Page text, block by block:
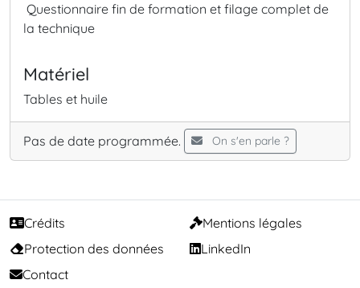
Questionnaire fin de formation et filage complet de
la technique
Matériel
Tables et huile
Pas de date programmée. On s'en parle ?
Crédits
Mentions légales
Protection des données
LinkedIn
Contact